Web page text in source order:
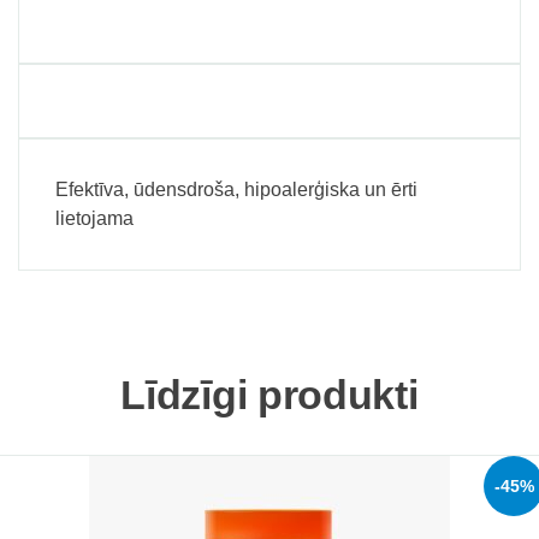
Efektīva, ūdensdroša, hipoalerģiska un ērti
lietojama
Līdzīgi produkti
-45%